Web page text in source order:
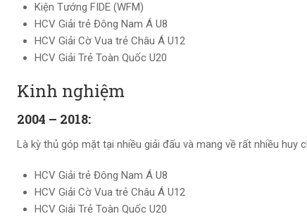
Kiện Tướng FIDE (WFM)
HCV Giải trẻ Đông Nam Á U8
HCV Giải Cờ Vua trẻ Châu Á U12
HCV Giải Trẻ Toàn Quốc U20
Kinh nghiệm
2004 – 2018:
Là kỳ thủ góp mặt tại nhiều giải đấu và mang về rất nhiều huy
HCV Giải trẻ Đông Nam Á U8
HCV Giải Cờ Vua trẻ Châu Á U12
HCV Giải Trẻ Toàn Quốc U20